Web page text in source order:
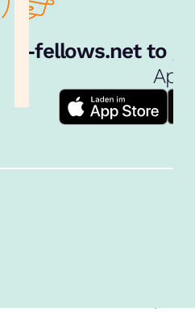
e‑fellows.net to go:
App!